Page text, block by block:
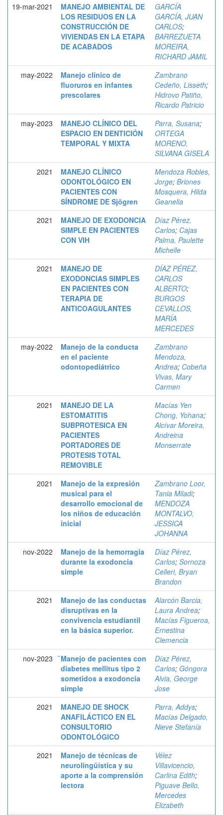
19-mar-2021
MANEJO AMBIENTAL DE
LOS RESIDUOS EN LA
CONSTRUCCIÓN DE
VIVIENDAS EN LA ETAPA
DE ACABADOS
GARCÍA
GARCÍA, JUAN
CARLOS;
BARREZUETA
MOREIRA,
RICHARD JAMIL
may-2022
Manejo clínico de
fluoruros en infantes
prescolares
Zambrano
Cedeño, Lisseth;
Hidrovo Patiño,
Ricardo Patricio
may-2023
MANEJO CLÍNICO DEL
ESPACIO EN DENTICIÓN
TEMPORAL Y MIXTA
Parra, Susana;
ORTEGA
MORENO,
SILVANA GISELA
2021
MANEJO CLÍNICO
ODONTOLÓGICO EN
PACIENTES CON
SÍNDROME DE Sjögren
Mendoza Robles,
Jorge; Briones
Mosquera, Hilda
Geanella
2021
MANEJO DE EXODONCIA
SIMPLE EN PACIENTES
CON VIH
Díaz Pérez,
Carlos; Cajas
Palma, Paulette
Michelle
2021
MANEJO DE
EXODONCIAS SIMPLES
EN PACIENTES CON
TERAPIA DE
ANTICOAGULANTES
DÍAZ PÉREZ,
CARLOS
ALBERTO;
BURGOS
CEVALLOS,
MARÍA
MERCEDES
may-2022
Manejo de la conducta
en el paciente
odontopediátrico
Zambrano
Mendoza,
Andrea; Cobeña
Vivas, Mary
Carmen
2021
MANEJO DE LA
ESTOMATITIS
SUBPROTESICA EN
PACIENTES
PORTADORES DE
PROTESIS TOTAL
REMOVIBLE
Macías Yen
Chong, Yohana;
Alcívar Moreira,
Andreina
Monserrate
2021
Manejo de la expresión
musical para el
desarrollo emocional de
los niños de educación
inicial
Zambrano Loor,
Tania Miladi;
MENDOZA
MONTALVO,
JESSICA
JOHANNA
nov-2022
Manejo de la hemorragia
durante la exodoncia
simple
Díaz Pérez,
Carlos; Sornoza
Celleri, Bryan
Brandon
2021
Manejo de las conductas
disruptivas en la
convivencia estudiantil
en la básica superior.
Alarcón Barcia,
Laura Andrea;
Macías Figueroa,
Ernestina
Clemencia
nov-2023
̈Manejo de pacientes con
diabetes mellitus tipo 2
sometidos a exodoncia
simple
Díaz Pérez,
Carlos; Góngora
Alvia, George
Jose
2021
MANEJO DE SHOCK
ANAFILÁCTICO EN EL
CONSULTORIO
ODONTOLÓGICO
Parra, Addys;
Macías Delgado,
Nieve Stefanía
2021
Manejo de técnicas de
neurolingüística y su
aporte a la comprensión
lectora
Vélez
Villavicencio,
Carlina Edith;
Piguave Bello,
Mercedes
Elizabeth